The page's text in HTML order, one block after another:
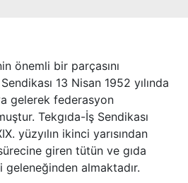
önemli bir parçasını
13 Nisan 1952 yılında
gelerek federasyon
Tekgıda-İş Sendikası
yüzyılın ikinci yarısından
giren tütün ve gıda
almaktadır.